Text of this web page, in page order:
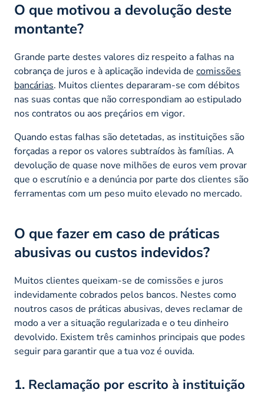
O que motivou a devolução deste
montante?
Grande parte destes valores diz respeito a falhas na
cobrança de juros e à aplicação indevida de comissões
bancárias. Muitos clientes depararam-se com débitos
nas suas contas que não correspondiam ao estipulado
nos contratos ou aos preçários em vigor.
Quando estas falhas são detetadas, as instituições são
forçadas a repor os valores subtraídos às famílias. A
devolução de quase nove milhões de euros vem provar
que o escrutínio e a denúncia por parte dos clientes são
ferramentas com um peso muito elevado no mercado.
O que fazer em caso de práticas
abusivas ou custos indevidos?
Muitos clientes queixam-se de comissões e juros
indevidamente cobrados pelos bancos. Nestes como
noutros casos de práticas abusivas, deves reclamar de
modo a ver a situação regularizada e o teu dinheiro
devolvido. Existem três caminhos principais que podes
seguir para garantir que a tua voz é ouvida.
1. Reclamação por escrito à instituição